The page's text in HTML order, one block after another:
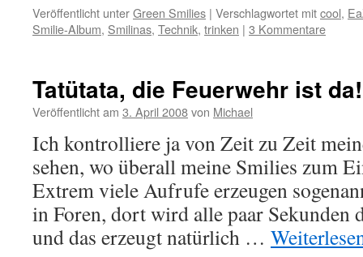
Veröffentlicht unterGreen Smilies | Verschlagwortet mitcool,
Smilie-Album, Smilinas, Technik, trinken | 3 Kommentare
Tatütata, die Feuerwehr ist da!
Veröffentlicht am 3. April 2008von Michael
Ich kontrolliere ja von Zeit zu Zeit
sehen, wo überall meine Smilies zum
Extrem viele Aufrufe erzeugen
in Foren, dort wird alle paar Sekunden
und das erzeugt natürlich …